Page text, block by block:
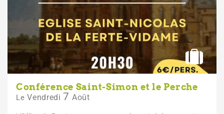
Conférence Saint-Simon et le Perche
Le Vendredi 7 Août